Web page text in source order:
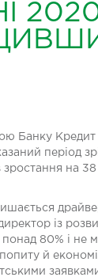
Банку
період
на
із
80% і не
й